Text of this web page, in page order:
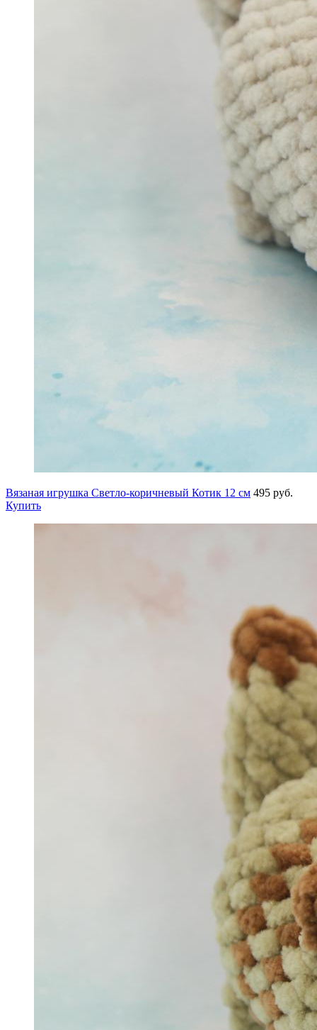
Вязаная игрушка Светло-коричневый Котик 12 см 495 руб.
Купить